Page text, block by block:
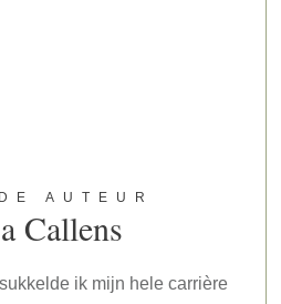
AUTEUR
Callens
ik mijn hele carrière